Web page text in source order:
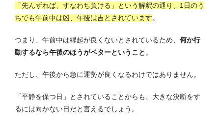
「先んずれば、すなわち負ける」という解釈の通り、1日のう
ちでも午前中は凶、午後は吉とされています。
つまり、午前中は縁起が良くないとされているため、 何か行
動するなら午後のほうがベターということ 。
ただし、午後から急に運勢が良くなるわけではありません。
「平静を保つ日」とされていることからも、大きな決断をす
るには向かない日だと言えるでしょう。